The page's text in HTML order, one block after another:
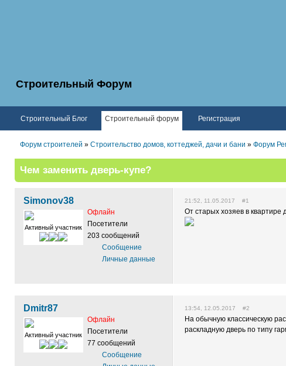
Строительный Форум
Строительный Блог Строительный форум Регистрация
Форум строителей » Строительство домов, коттеджей, дачи и бани » Форум
Чем заменить дверь-купе?
Simonov38
Активный участник
Офлайн
Посетители
203 сообщений
Сообщение
Личные данные
21:52, 11.05.2017 #1
От старых хозяев в
Dmitr87
Активный участник
Офлайн
Посетители
77 сообщений
Сообщение
13:54, 12.05.2017 #2
На обычную классическую
раскладную дверь по типу